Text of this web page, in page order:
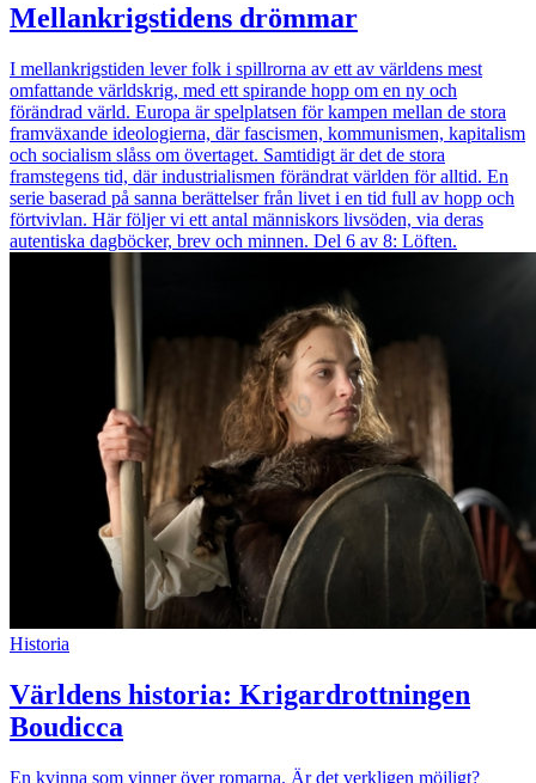
Mellankrigstidens drömmar
I mellankrigstiden lever folk i spillrorna av ett av världens mest
omfattande världskrig, med ett spirande hopp om en ny och
förändrad värld. Europa är spelplatsen för kampen mellan de stora
framväxande ideologierna, där fascismen, kommunismen, kapitalism
och socialism slåss om övertaget. Samtidigt är det de stora
framstegens tid, där industrialismen förändrat världen för alltid. En
serie baserad på sanna berättelser från livet i en tid full av hopp och
förtvivlan. Här följer vi ett antal människors livsöden, via deras
autentiska dagböcker, brev och minnen. Del 6 av 8: Löften.
Historia
Världens historia: Krigardrottningen
Boudicca
En kvinna som vinner över romarna. Är det verkligen möjligt?